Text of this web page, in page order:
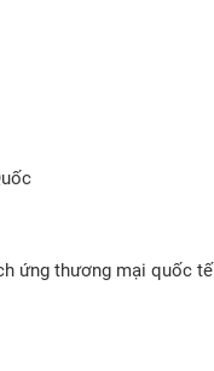
ứng thương mại quốc tế